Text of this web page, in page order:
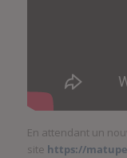
En attendant un
site https://